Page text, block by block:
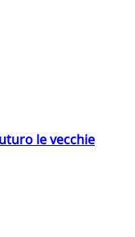
le vecchie